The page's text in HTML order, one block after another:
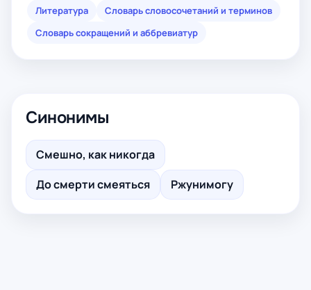
Литература
Словарь словосочетаний и терминов
Словарь сокращений и аббревиатур
Синонимы
Смешно, как никогда
До смерти смеяться
Ржунимогу